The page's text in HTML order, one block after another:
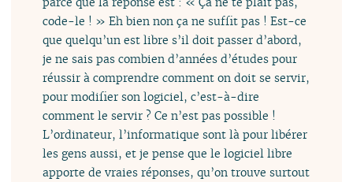
code-le ! » Eh bien non ça ne suffit pas ! Est-ce
que quelqu’un est libre s’il doit passer d’abord,
je ne sais pas combien d’années d’études pour
réussir à comprendre comment on doit se servir,
pour modifier son logiciel, c’est-à-dire
comment le servir ? Ce n’est pas possible !
L’ordinateur, l’informatique sont là pour libérer
les gens aussi, et je pense que le logiciel libre
apporte de vraies réponses, qu’on trouve surtout